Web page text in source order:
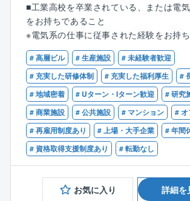
を行なっていただきます。
【業務詳細】
・スケジュール（工期）管理
・現場の下見
・業者の手配、作業の指示
・品質、安全管理業務
・工事費の原価管理等
【入社後について】
入社後しばらくの間は先輩と一緒に現場
の流れや、施工管理としての動き方を学
す。協力業者の職人さんは同社と付き合
なります。そのため職人さんからも色々
■工業高校を卒業されている、または電
をお持ちであること
※電気系の仕事に従事された経験をお持
関する知識をお持ちで活かしたい方は歓
# 高層ビル # 生産施設
# 未経験者歓迎
# 充実した研修体制
# 充実した福利厚生
#
# 地域密着
# Uターン・Iターン歓迎
# 研究
# 商業施設
# 公共施設 # マンション
# オ
# 再雇用制度あり
# 上場・大手企業
# 年間
# 資格取得支援制度あり
# 転勤なし
お気に入り 詳細を